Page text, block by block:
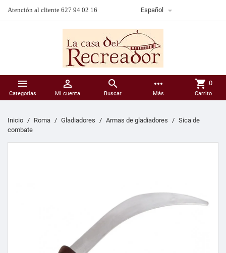
Atención al cliente 627 94 02 16 Español 

Categorías

Mi cuenta

Buscar
more_horiz
Más
shopping_cart 0
Carrito
Inicio Roma Gladiadores Armas de gladiadores
Sica de
combate